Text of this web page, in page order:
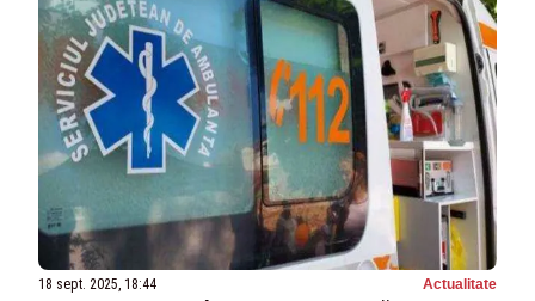
18 sept. 2025, 18:44 Actualitate